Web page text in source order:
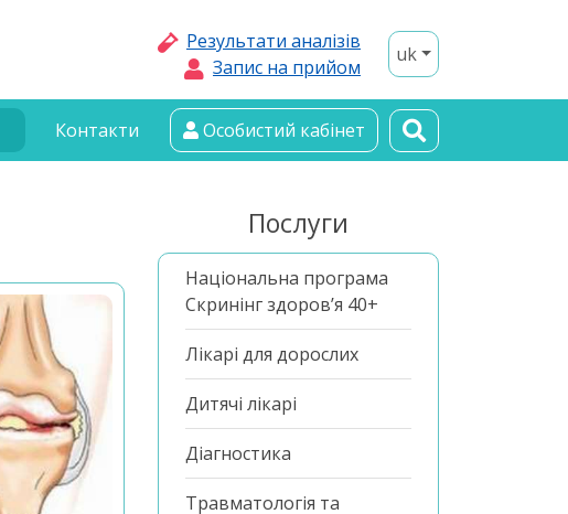
Результати аналізів
Запис на прийом
uk
Контакти Особистий кабінет
Послуги
Національна програма
Скринінг здоров’я 40+
Лікарі для дорослих
Дитячі лікарі
Діагностика
Травматологія та